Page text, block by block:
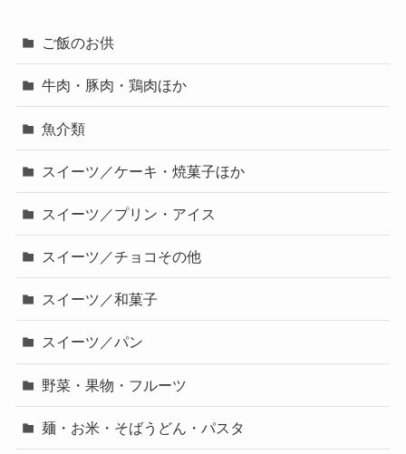
ご飯のお供
牛肉・豚肉・鶏肉ほか
魚介類
スイーツ／ケーキ・焼菓子ほか
スイーツ／プリン・アイス
スイーツ／チョコその他
スイーツ／和菓子
スイーツ／パン
野菜・果物・フルーツ
麺・お米・そばうどん・パスタ